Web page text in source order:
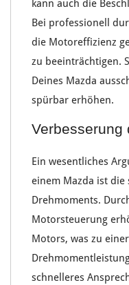
kann auch die
Bei professionell
die Motoreffizienz
zu beeinträchtigen.
Deines Mazda
spürbar erhöhen.
Verbesserung
Ein wesentliches
einem Mazda ist die
Drehmoments.
Motorsteuerung
Motors, was zu
schnelleres